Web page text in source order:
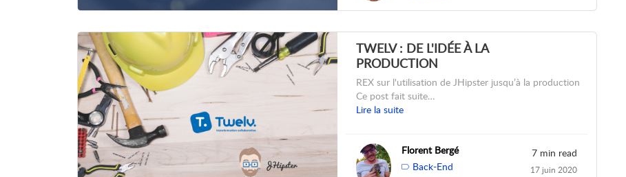
TWELV : DE L'IDÉE À LA
PRODUCTION
REX sur l'utilisation de JHipster jusqu’à la production
Ce post fait suite…
Lire la suite
Florent Bergé
Back-End
7 min read
17 juin 2020